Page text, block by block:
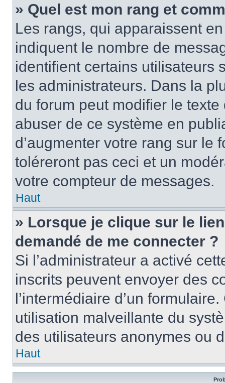
» Quel est mon rang et
Les rangs, qui apparaissent
indiquent le nombre de
identifient certains utilisateurs
les administrateurs. Dans la
du forum peut modifier le
abuser de ce système en
d’augmenter votre rang sur le
toléreront pas ceci et un
votre compteur de messages.
Haut
» Lorsque je clique sur le
demandé de me connecter ?
Si l’administrateur a activé
inscrits peuvent envoyer des
l’intermédiaire d’un
utilisation malveillante du
des utilisateurs anonymes ou
Haut